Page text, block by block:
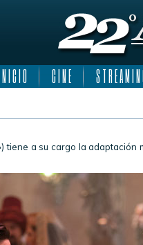
I C I O C I N E S T R E A M I
tiene a su cargo la